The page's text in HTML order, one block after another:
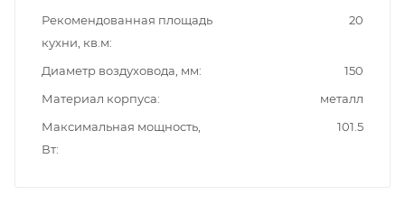
Рекомендованная площадь
кухни, кв.м
20
Диаметр воздуховода, мм
150
Материал корпуса
металл
Максимальная мощность,
Вт
101.5